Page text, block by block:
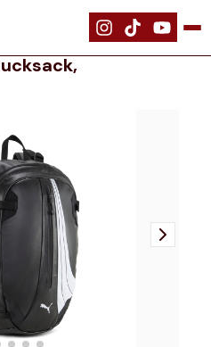
22 l Rucksack, Accessoires